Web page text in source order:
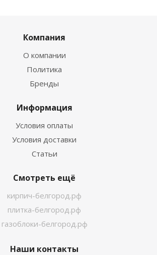
Компания
О компании
Политика
Бренды
Информация
Условия оплаты
Условия доставки
Статьи
Смотреть ещё
кирпич-белгород.рф
плитка-белгород.рф
газоблоки-белгород.рф
Наши контакты